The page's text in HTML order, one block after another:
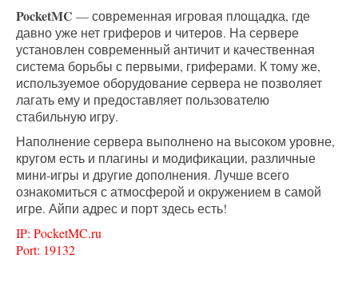
PocketMC — современная игровая площадка, где
давно уже нет гриферов и читеров. На сервере
установлен современный античит и качественная
система борьбы с первыми, гриферами. К тому же,
используемое оборудование сервера не позволяет
лагать ему и предоставляет пользователю
стабильную игру.
Наполнение сервера выполнено на высоком уровне,
кругом есть и плагины и модификации, различные
мини-игры и другие дополнения. Лучше всего
ознакомиться с атмосферой и окружением в самой
игре. Айпи адрес и порт здесь есть!
IP: PocketMC.ru
Port: 19132